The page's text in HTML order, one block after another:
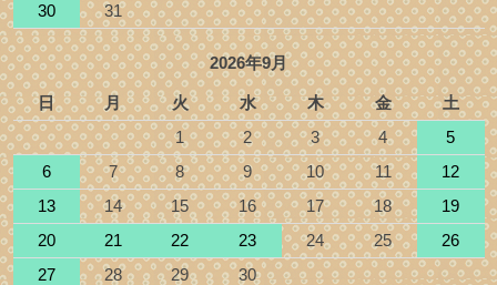
30
31
2026年9月
日 月 火 水 木 金
土
1
2 3 4
5
6
7 8 9 10 11
12
13
14 15 16 17 18
19
20
21 22 23 24 25
26
27
28 29 30